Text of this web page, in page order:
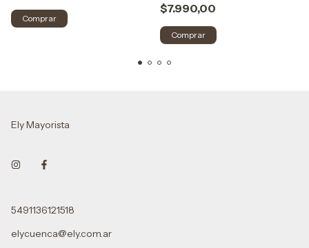
Comprar
$7.990,00
Comprar
Ely Mayorista
5491136121518
elycuenca@ely.com.ar